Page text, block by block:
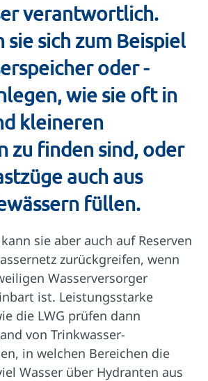
verantwortlich.
sie sich zum Beispiel
oder -
wie sie oft in
kleineren
zu finden sind, oder
auch aus
füllen.
sie aber auch auf Reserven
zurückgreifen, wenn
Wasserversorger
ist. Leistungsstarke
die LWG prüfen dann
von Trinkwasser-
in welchen Bereichen die
Wasser über Hydranten aus